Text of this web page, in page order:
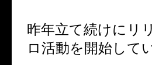
昨年立て続けにリ
ロ活動を開始して